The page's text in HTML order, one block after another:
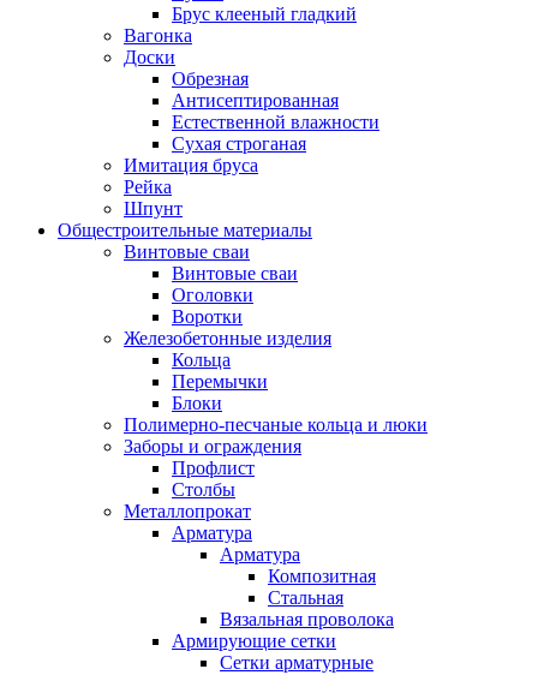
Брус клееный гладкий
Вагонка
Доски
Обрезная
Антисептированная
Естественной влажности
Сухая строганая
Имитация бруса
Рейка
Шпунт
Общестроительные материалы
Винтовые сваи
Винтовые сваи
Оголовки
Воротки
Железобетонные изделия
Кольца
Перемычки
Блоки
Полимерно-песчаные кольца и люки
Заборы и ограждения
Профлист
Столбы
Металлопрокат
Арматура
Арматура
Композитная
Стальная
Вязальная проволока
Армирующие сетки
Сетки арматурные